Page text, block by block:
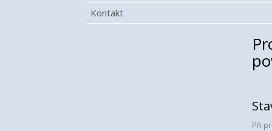
Kontakt
Při